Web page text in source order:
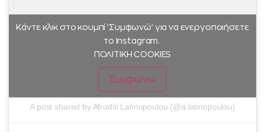
A post shared by Afroditi Latinopoulou (@a.latinopoulou)
Κάντε κλικ στο κουμπί 'Συμφωνώ' για να ενεργοποιήσετε
το Instagram.
ΠΟΛΙΤΙΚΗ COOKIES
Συμφωνώ